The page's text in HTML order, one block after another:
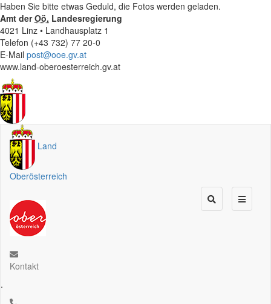
Haben Sie bitte etwas Geduld, die Fotos werden geladen.
Amt derOö. Landesregierung
4021 Linz • Landhausplatz 1
Telefon (+43 732) 77 20-0
E-Mail post@ooe.gv.at
www.land-oberoesterreich.gv.at
Land
Oberösterreich
Kontakt
.